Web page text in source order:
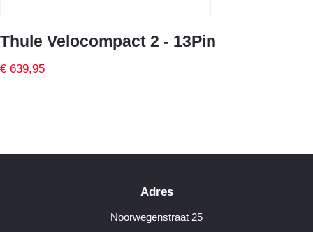
Thule Velocompact 2 - 13Pin
€ 639,95
Adres
Noorwegenstraat 25